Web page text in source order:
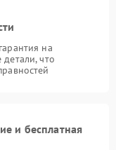
на
что
и бесплатная